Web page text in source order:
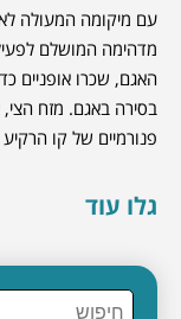
עם מיקומה המעולה
מדהימה המושלם
האגם, שכרו אופניים
בסירה באגם. מזח הצי,
פנורמיים של קו
גלו עוד